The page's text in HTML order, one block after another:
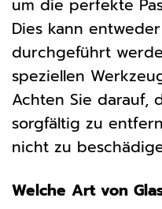
um die perfekte
Dies kann
durchgeführt
speziellen
Achten Sie darauf,
sorgfältig zu
nicht zu
Welche Art von